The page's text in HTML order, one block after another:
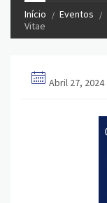
Início Eventos
Vitae
Abril 27, 2024